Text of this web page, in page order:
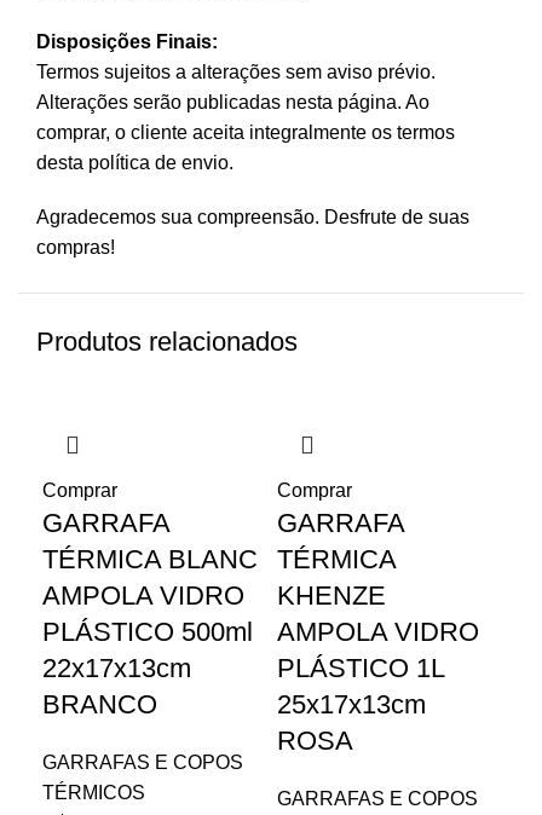
Disposições Finais:
Termos sujeitos a alterações sem aviso prévio.
Alterações serão publicadas nesta página. Ao
comprar, o cliente aceita integralmente os termos
desta política de envio.
Agradecemos sua compreensão. Desfrute de suas
compras!
Produtos relacionados
Comprar
GARRAFA
TÉRMICA BLANC
AMPOLA VIDRO
PLÁSTICO 500ml
22x17x13cm
BRANCO
GARRAFAS E COPOS
TÉRMICOS
Comprar
GARRAFA
TÉRMICA
KHENZE
AMPOLA VIDRO
PLÁSTICO 1L
25x17x13cm
ROSA
GARRAFAS E COPOS